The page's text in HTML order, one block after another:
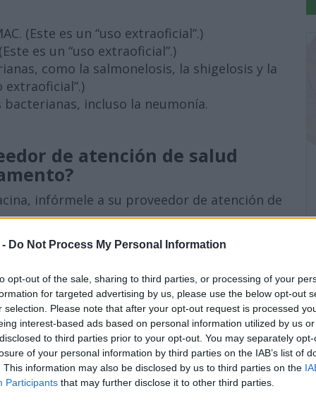
Do Not Process My Personal Information
opt-out of the sale, sharing to third parties, or processing of your
for targeted advertising by us, please use the below opt-out
selection. Please note that after your opt-out request is processed
interest-based ads based on personal information utilized by us
to third parties prior to your opt-out. You may separately
of your personal information by third parties on the IAB’s list of
This information may also be disclosed by us to third parties on the
Participants that may further disclose it to other third parties.
(Este es un “uso extraoficial”.)
es un “uso extraoficial”.)
como la salmonelosis, la shigelosis y la
extraoficial”.)
incluso la neumonía.
de atención de salud
infórmele a su proveedor de atención de
o a cualquier otro medicamento.
por ejemplo, diabetes o trastornos
de tomar medicamentos, como
cuándo debe tomar las pastillas.
o piensa quedar en ese estado. No
puede causar daño a un bebé nonato. El
durante el embarazo solamente si
potencial para el bebé nonato.
o piensa amamantar al bebé. No lo